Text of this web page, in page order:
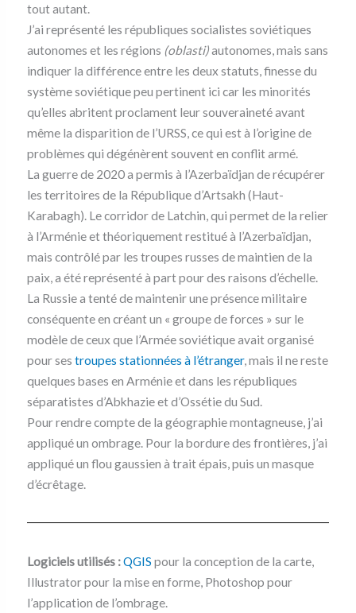
tout autant.
J’ai représenté les républiques socialistes soviétiques
autonomes et les régions (oblasti)autonomes, mais sans
indiquer la différence entre les deux statuts, finesse du
système soviétique peu pertinent ici car les minorités
qu’elles abritent proclament leur souveraineté avant
même la disparition de l’URSS, ce qui est à l’origine de
problèmes qui dégénèrent souvent en conflit armé.
La guerre de 2020 a permis à l’Azerbaïdjan de récupérer
les territoires de la République d’Artsakh (Haut-
Karabagh). Le corridor de Latchin, qui permet de la relier
à l’Arménie et théoriquement restitué à l’Azerbaïdjan,
mais contrôlé par les troupes russes de maintien de la
paix, a été représenté à part pour des raisons d’échelle.
La Russie a tenté de maintenir une présence militaire
conséquente en créant un « groupe de forces » sur le
modèle de ceux que l’Armée soviétique avait organisé
pour ses troupes stationnées à l’étranger, mais il ne reste
quelques bases en Arménie et dans les républiques
séparatistes d’Abkhazie et d’Ossétie du Sud.
Pour rendre compte de la géographie montagneuse, j’ai
appliqué un ombrage. Pour la bordure des frontières, j’ai
appliqué un flou gaussien à trait épais, puis un masque
d’écrêtage.
Logiciels utilisés :QGIS pour la conception de la carte,
Illustrator pour la mise en forme, Photoshop pour
l’application de l’ombrage.